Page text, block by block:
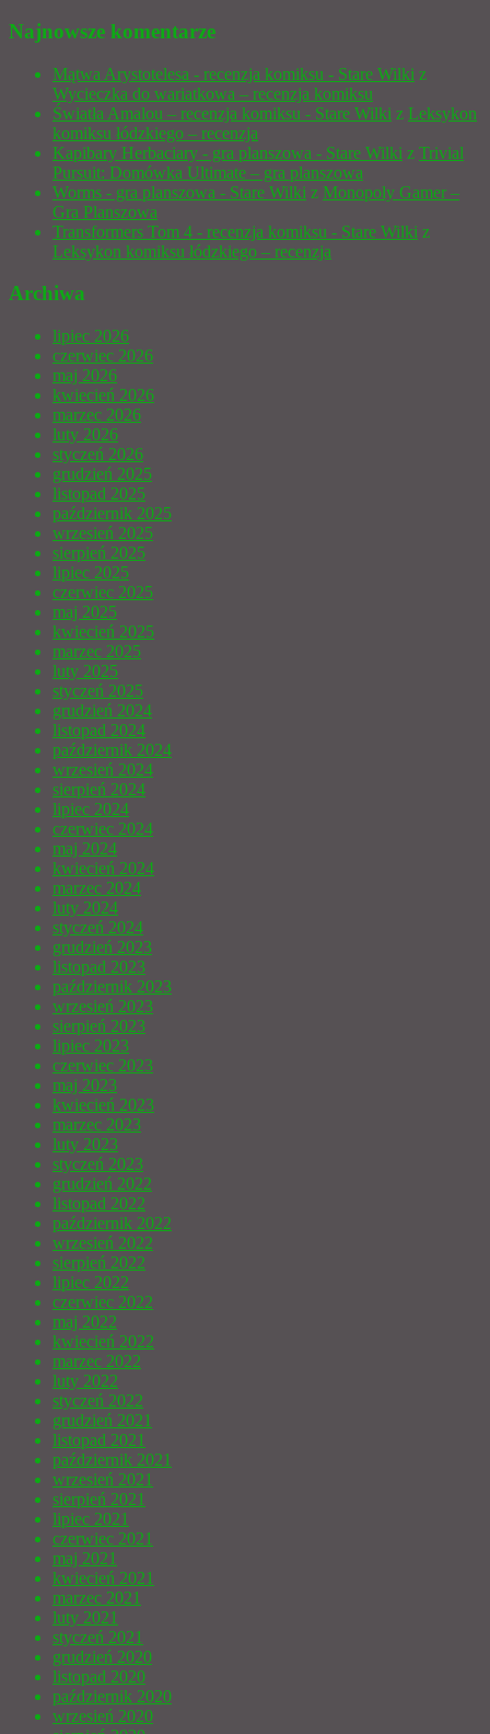
Najnowsze komentarze
Mątwa Arystotelesa - recenzja komiksu - Stare Wilki z
Wycieczka do wariatkowa – recenzja komiksu
Światła Amalou – recenzja komiksu - Stare Wilki z Leksykon
komiksu łódzkiego – recenzja
Kapibary Herbaciary - gra planszowa - Stare Wilki z Trivial
Pursuit: Domówka Ultimate – gra planszowa
Worms - gra planszowa - Stare Wilki z Monopoly Gamer –
Gra Planszowa
Transformers Tom 4 - recenzja komiksu - Stare Wilki z
Leksykon komiksu łódzkiego – recenzja
Archiwa
lipiec 2026
czerwiec 2026
maj 2026
kwiecień 2026
marzec 2026
luty 2026
styczeń 2026
grudzień 2025
listopad 2025
październik 2025
wrzesień 2025
sierpień 2025
lipiec 2025
czerwiec 2025
maj 2025
kwiecień 2025
marzec 2025
luty 2025
styczeń 2025
grudzień 2024
listopad 2024
październik 2024
wrzesień 2024
sierpień 2024
lipiec 2024
czerwiec 2024
maj 2024
kwiecień 2024
marzec 2024
luty 2024
styczeń 2024
grudzień 2023
listopad 2023
październik 2023
wrzesień 2023
sierpień 2023
lipiec 2023
czerwiec 2023
maj 2023
kwiecień 2023
marzec 2023
luty 2023
styczeń 2023
grudzień 2022
listopad 2022
październik 2022
wrzesień 2022
sierpień 2022
lipiec 2022
czerwiec 2022
maj 2022
kwiecień 2022
marzec 2022
luty 2022
styczeń 2022
grudzień 2021
listopad 2021
październik 2021
wrzesień 2021
sierpień 2021
lipiec 2021
czerwiec 2021
maj 2021
kwiecień 2021
marzec 2021
luty 2021
styczeń 2021
grudzień 2020
listopad 2020
październik 2020
wrzesień 2020